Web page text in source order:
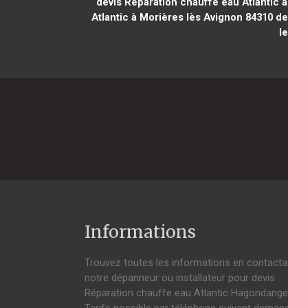
Atlantic à Morières lès Avignon 84310
Informations
Trouvez toutes les informations en
notre dépanneur ou installateur pour devis
Réparation chauffe eau Atlantic